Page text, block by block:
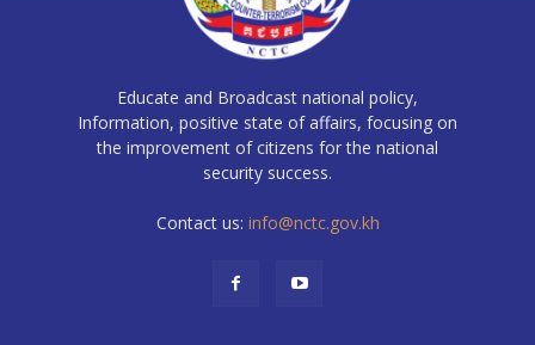
Educate and Broadcast national policy,
Information, positive state of affairs, focusing on
the improvement of citizens for the national
security success.
Contact us: info@nctc.gov.kh